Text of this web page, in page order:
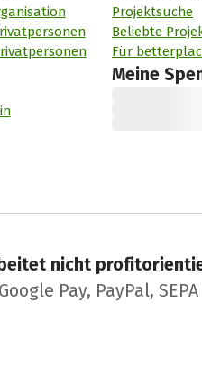
Projektsuche
Beliebte
Für
Meine
nicht
Pay, PayPal,